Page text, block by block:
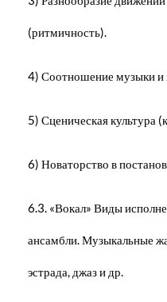
(ритмичность).
4) Соотношение музыки и
5) Сценическая культура
6) Новаторство в
6.3. «Вокал» Виды
ансамбли. Музыкальные
эстрада, джаз и др.